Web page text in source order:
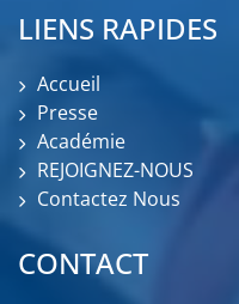
LIENS RAPIDES
Accueil
Presse
Académie
REJOIGNEZ-NOUS
Contactez Nous
CONTACT